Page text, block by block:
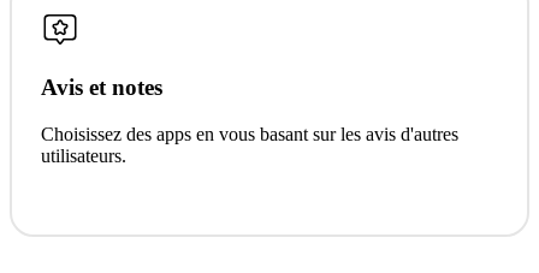
Avis et notes
Choisissez des apps en vous basant sur les avis d'autres
utilisateurs.